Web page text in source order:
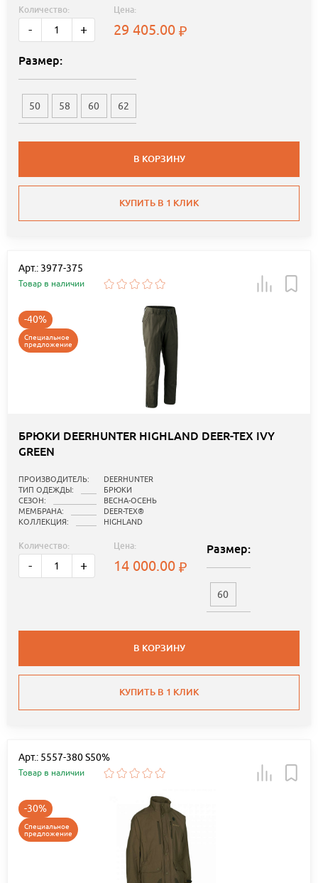
Количество:
- +
Цена:
29 405.00
Размер:
50 58 60 62
В КОРЗИНУ
КУПИТЬ В 1 КЛИК
Арт.: 3977-375
Товар в наличии
-40%
Специальное
предложение
БРЮКИ DEERHUNTER HIGHLAND DEER-TEX IVY
GREEN
ПРОИЗВОДИТЕЛЬ:
DEERHUNTER
ТИП ОДЕЖДЫ:
БРЮКИ
СЕЗОН:
ВЕСНА-ОСЕНЬ
МЕМБРАНА:
DEER-TEX®
КОЛЛЕКЦИЯ:
HIGHLAND
Количество:
- +
Цена:
14 000.00
Размер:
60
В КОРЗИНУ
КУПИТЬ В 1 КЛИК
Арт.: 5557-380 S50%
Товар в наличии
-30%
Специальное
предложение